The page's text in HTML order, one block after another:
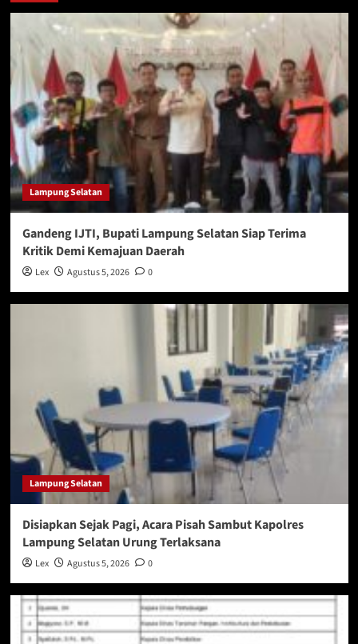
Lampung Selatan
Gandeng IJTI, Bupati Lampung Selatan Siap Terima
Kritik Demi Kemajuan Daerah
Lex Agustus 5, 2026 0
Lampung Selatan
Disiapkan Sejak Pagi, Acara Pisah Sambut Kapolres
Lampung Selatan Urung Terlaksana
Lex Agustus 5, 2026 0